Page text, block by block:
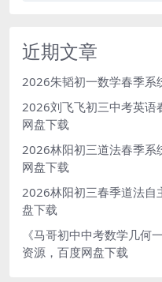
近期文章
2026朱韬初一数学春季系
2026刘飞飞初三中考英语
网盘下载
2026林阳初三道法春季系
网盘下载
2026林阳初三春季道法自
盘下载
《马哥初中中考数学几何
资源，百度网盘下载